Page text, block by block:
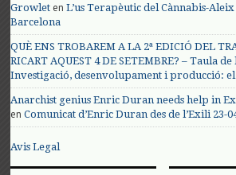
Growlet enL’us Terapèutic del Cànnabis-Aleix
Barcelona
QUÈ ENS TROBAREM A LA 2ª EDICIÓ DEL
RICART AQUEST 4 DE SETEMBRE? – Taula
Investigació, desenvolupament i producció:
Anarchist genius Enric Duran needs help in
enComunicat d’Enric Duran des de l’Exili 23-
Avis Legal